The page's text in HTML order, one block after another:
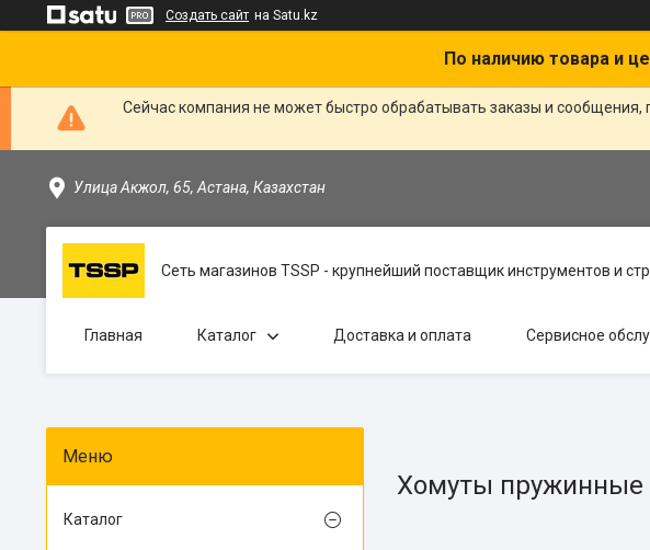
Создать сайт на Satu.kz
По наличию товара и
Сейчас компания не может быстро обрабатывать заказы и
Улица Акжол, 65, Астана, Казахстан
Сеть магазинов TSSP - крупнейший поставщик инструментов и
Главная Каталог Доставка и оплата Сервисное
Хомуты пружинные
Каталог